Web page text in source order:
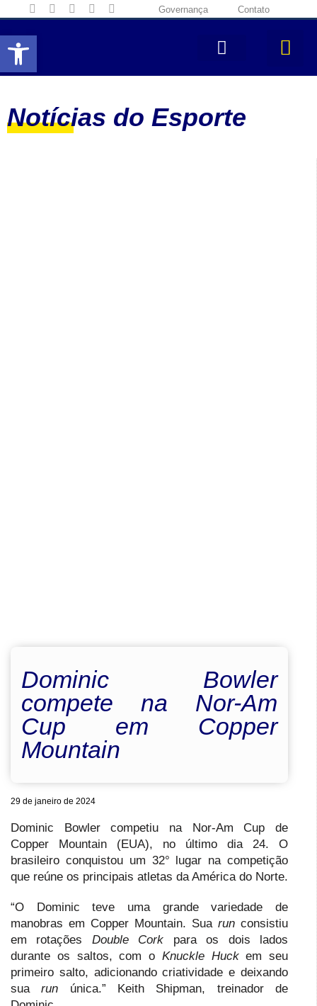
Abrir a barra de ferramentas
Governança Contato
Notícias do Esporte
Dominic Bowler
compete na Nor-Am
Cup em Copper
Mountain
29 de janeiro de 2024
Dominic Bowler competiu na Nor-Am Cup de
Copper Mountain (EUA), no último dia 24. O
brasileiro conquistou um 32° lugar na competição
que reúne os principais atletas da América do Norte.
“O Dominic teve uma grande variedade de
manobras em Copper Mountain. Sua run consistiu
em rotações Double Cork para os dois lados
durante os saltos, com o Knuckle Huckem seu
primeiro salto, adicionando criatividade e deixando
suarun única.” Keith Shipman, treinador de